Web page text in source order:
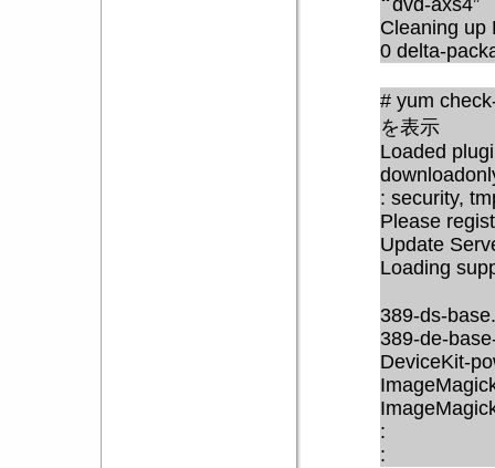
“dvd-axs4”
Cleaning up
0 delta-
# yum
を表示
Loaded
: security,
Please
Update
Loading
389-ds-
389-de-
DeviceKit-
:
: